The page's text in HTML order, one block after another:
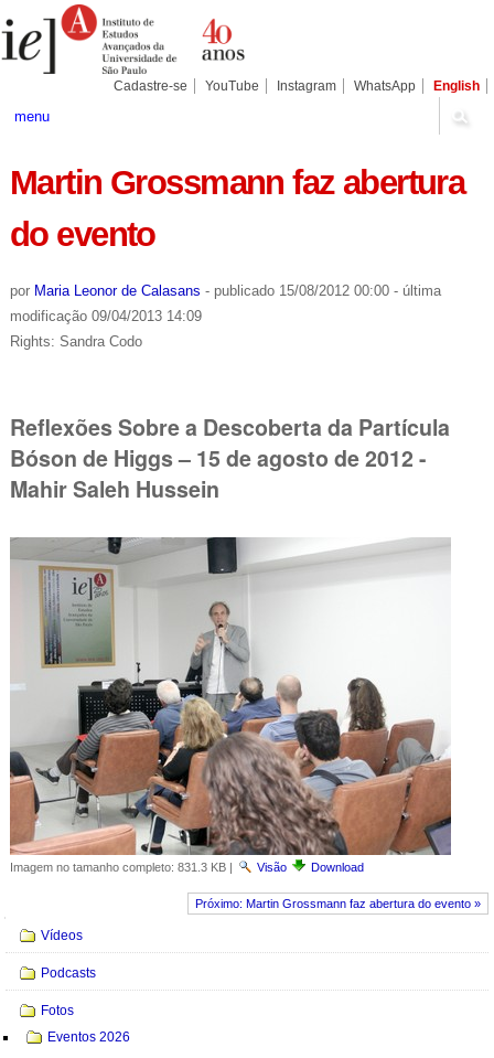
para
conteúdo.
Pessoais
Cadastre-se YouTube Instagram WhatsApp English
menu
Martin Grossmann faz abertura
do evento
por Maria Leonor de Calasans - publicado15/08/2012 00:00 - última
modificação09/04/2013 14:09
Rights: Sandra Codo
Reflexões Sobre a Descoberta da Partícula
Bóson de Higgs – 15 de agosto de 2012 -
Mahir Saleh Hussein
Imagem no tamanho completo: 831.3 KB| Visão Download
Próximo: Martin Grossmann faz abertura do evento »
Vídeos
Podcasts
Fotos
Eventos 2026